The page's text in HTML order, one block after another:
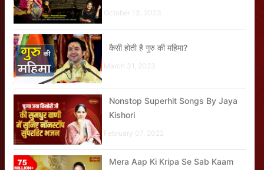
October 13, 2023
कैसी होती है गुरु की महिमा?
March 31, 2023
Nonstop Superhit Songs By Jaya
Kishori
February 07, 2022
Mera Aap Ki Kripa Se Sab Kaam